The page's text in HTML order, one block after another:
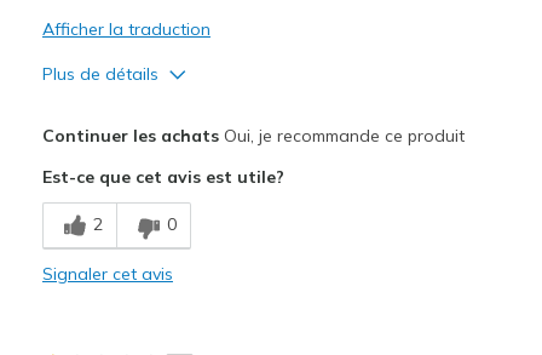
Afficher la traduction
Plus de détails
Breathe Well
Comfortable
Continuer les achatsOui, je recommande ce produit
Est-ce que cet avis est utile?
2 0
Signaler cet avis